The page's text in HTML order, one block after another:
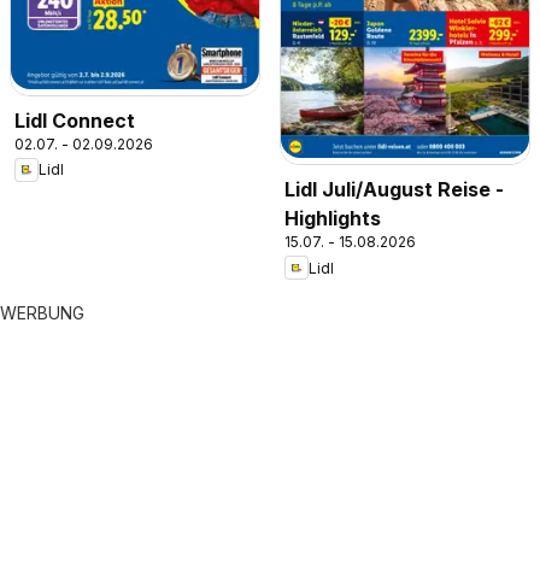
Lidl Connect
02.07. - 02.09.2026
Lidl
Lidl Juli/August Reise -
Highlights
15.07. - 15.08.2026
Lidl
WERBUNG